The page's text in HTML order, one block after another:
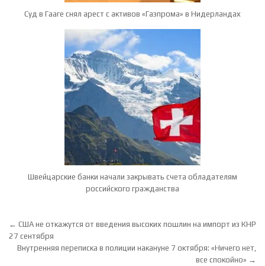
Суд в Гааге снял арест с активов «Газпрома» в Нидерландах
Швейцарские банки начали закрывать счета обладателям
российского гражданства
Навигация по записям
← США не откажутся от введения высоких пошлин на импорт из КНР
27 сентября
Внутренняя переписка в полиции накануне 7 октября: «Ничего нет,
все спокойно» →